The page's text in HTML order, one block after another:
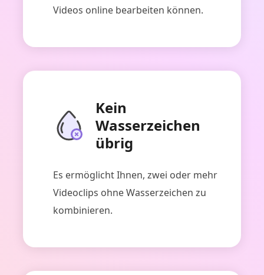
Videos online bearbeiten können.
Kein
Wasserzeichen
übrig
Es ermöglicht Ihnen, zwei oder mehr
Videoclips ohne Wasserzeichen zu
kombinieren.